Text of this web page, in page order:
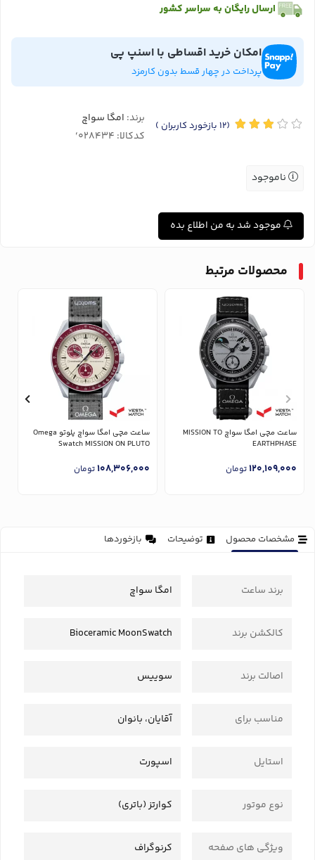
ارسال رایگان به سراسر کشور
امکان خرید اقساطی با اسنپ پی
پرداخت در چهار قسط بدون کارمزد
(12 بازخورد کاربران ) برند: امگا سواچ
کدکالا:
ناموجود
موجود شد به من اطلاع بده
محصولات مرتبط
ساعت مچی امگا سواچ MISSION TO
EARTHPHASE
120,109,000تومان
ساعت مچی امگا سواچ پلوتو Omega
Swatch MISSION ON PLUTO
108,306,000تومان
مشخصات محصول توضیحات بازخوردها
برند ساعت امگا سواچ
کالکشن برند Bioceramic MoonSwatch
اصالت برند سوییس
مناسب برای آقایان، بانوان
استایل اسپورت
نوع موتور کوارتز (باتری)
ویژگی های صفحه کرنوگراف